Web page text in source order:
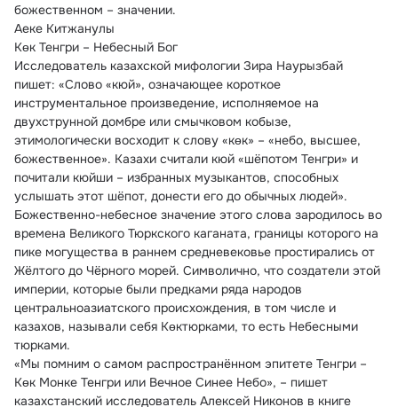
божественном – значении.
Аеке Китжанулы
Көк Тенгри – Небесный Бог
Исследователь казахской мифологии Зира Наурызбай
пишет: «Слово «кюй», означающее короткое
инструментальное произведение, исполняемое на
двухструнной домбре или смычковом кобызе,
этимологически восходит к слову «көк» – «небо, высшее,
божественное». Казахи считали кюй «шёпотом Тенгри» и
почитали кюйши – избранных музыкантов, способных
услышать этот шёпот, донести его до обычных людей».
Божественно-небесное значение этого слова зародилось во
времена Великого Тюркского каганата, границы которого на
пике могущества в раннем средневековье простирались от
Жёлтого до Чёрного морей. Символично, что создатели этой
империи, которые были предками ряда народов
центральноазиатского происхождения, в том числе и
казахов, называли себя Көктюрками, то есть Небесными
тюрками.
«Мы помним о самом распространённом эпитете Тенгри –
Көк Монке Тенгри или Вечное Синее Небо», – пишет
казахстанский исследователь Алексей Никонов в книге